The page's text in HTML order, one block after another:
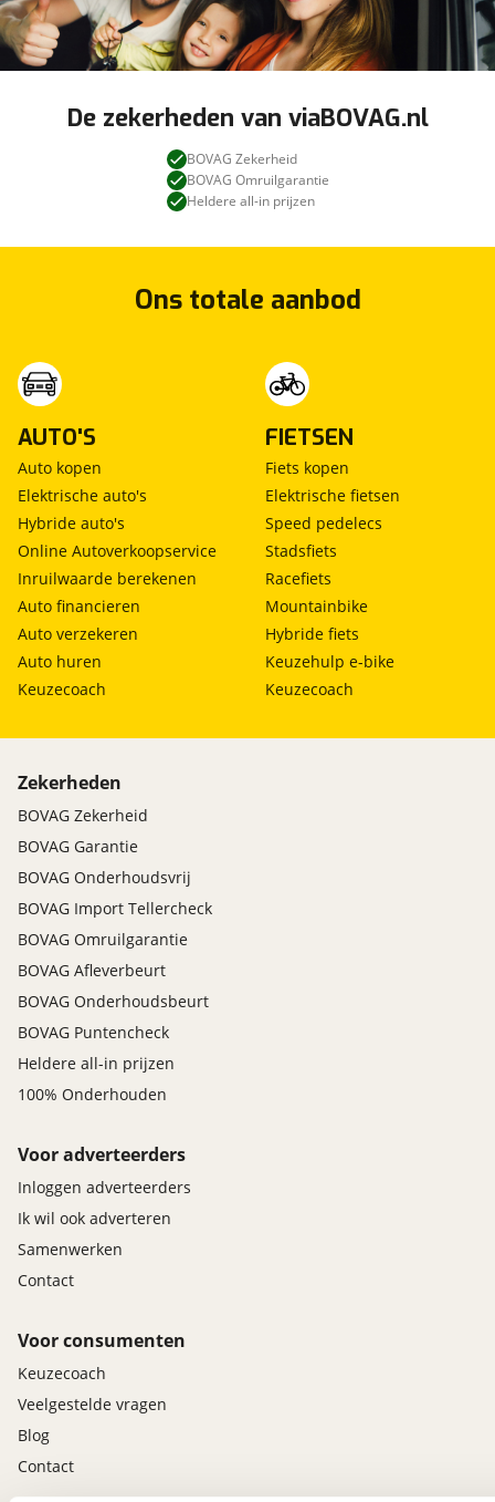
De zekerheden van viaBOVAG.nl
BOVAG Zekerheid
BOVAG Omruilgarantie
Heldere all-in prijzen
Ons totale aanbod
AUTO'S
Auto kopen
Elektrische auto's
Hybride auto's
Online Autoverkoopservice
Inruilwaarde berekenen
Auto financieren
Auto verzekeren
Auto huren
Keuzecoach
FIETSEN
Fiets kopen
Elektrische fietsen
Speed pedelecs
Stadsfiets
Racefiets
Mountainbike
Hybride fiets
Keuzehulp e-bike
Keuzecoach
Zekerheden
BOVAG Zekerheid
BOVAG Garantie
BOVAG Onderhoudsvrij
BOVAG Import Tellercheck
BOVAG Omruilgarantie
BOVAG Afleverbeurt
BOVAG Onderhoudsbeurt
BOVAG Puntencheck
Heldere all-in prijzen
100% Onderhouden
Voor adverteerders
Inloggen adverteerders
Ik wil ook adverteren
Samenwerken
Contact
Voor consumenten
Keuzecoach
Veelgestelde vragen
Blog
Contact